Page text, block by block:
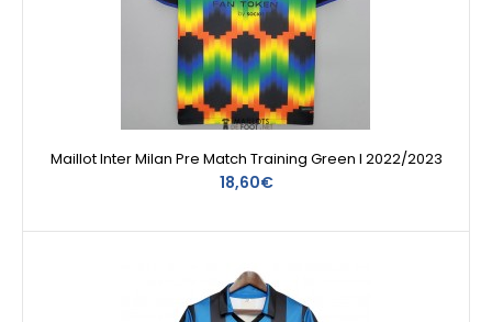
Maillot Inter Milan Pre Match Training Green I 2022/2023
18,60€